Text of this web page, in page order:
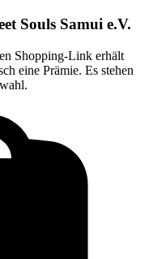
Souls Samui e.V.
Shopping-Link erhält
eine Prämie. Es stehen